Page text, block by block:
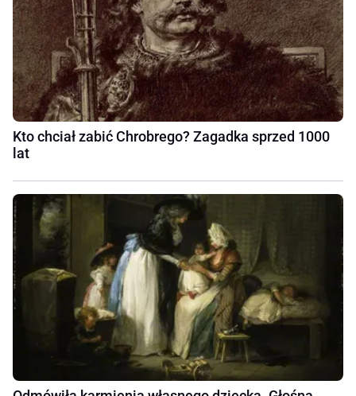
Kto chciał zabić Chrobrego? Zagadka sprzed 1000
lat